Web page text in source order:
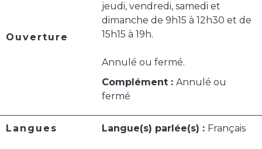
Ouverture
jeudi, vendredi, samedi et
dimanche de 9h15 à 12h30 et de
15h15 à 19h.
Annulé ou fermé.
Complément : Annulé ou
fermé
Langues Langue(s) parlée(s) : Français